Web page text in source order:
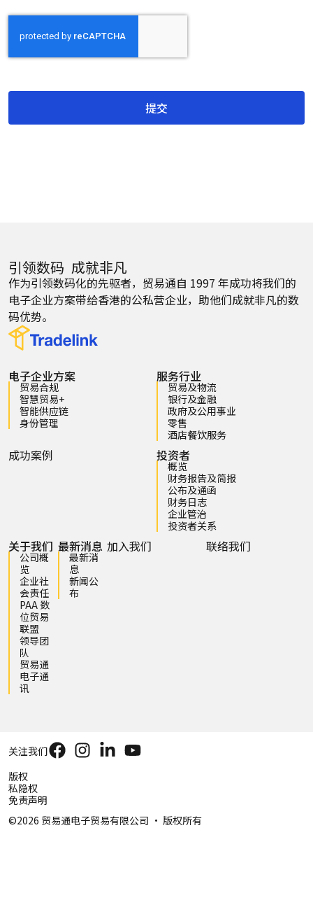
提交
引领数码 成就非凡
作为引领数码化的先驱者，贸易通自 1997 年成功将我们的
电子企业方案带给香港的公私营企业，助他们成就非凡的数
码优势。
电子企业方案
贸易合规
智慧贸易+
智能供应链
身份管理
服务行业
贸易及物流
银行及金融
政府及公用事业
零售
酒店餐饮服务
成功案例 投资者
概览
财务报告及简报
公布及通函
财务日志
企业管治
投资者关系
关于我们
公司概
览
企业社
会责任
PAA 数
位贸易
联盟
领导团
队
贸易通
电子通
讯
最新消息
最新消
息
新闻公
布
加入我们 联络我们
©2026 贸易通电子贸易有限公司 ‧ 版权所有
版权
私隐权
免责声明
关注我们